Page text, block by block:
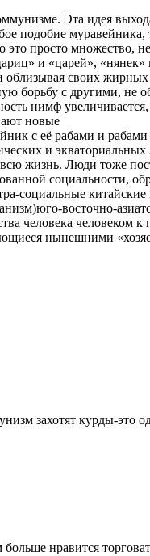
Эта идея
подобие
просто множество,
и «царей»,
своих
борьбу с другими,
нимф
новые
с её рабами и
и экваториальных
жизнь. Люди тоже
социальности,
социальные
восточно-
человека человеком
нынешними
захотят курды-это
нравится